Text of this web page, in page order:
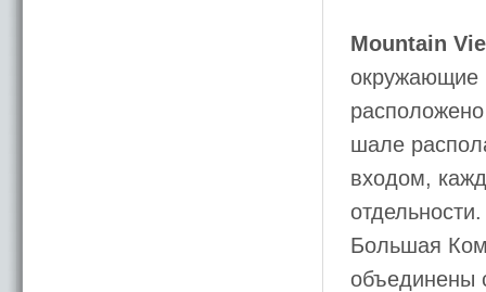
Mountain
окружающие
шале
входом,
Большая
объединены